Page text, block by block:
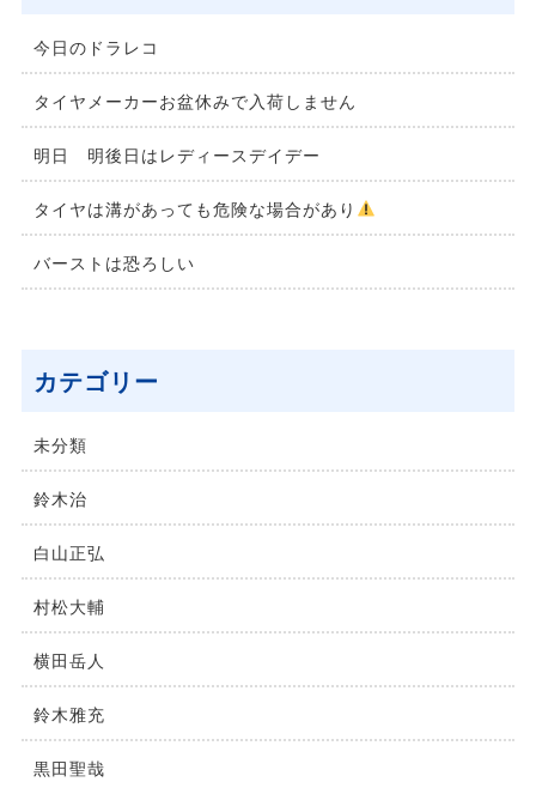
今日のドラレコ
タイヤメーカーお盆休みで入荷しません
明日 明後日はレディースデイデー
タイヤは溝があっても危険な場合があり
バーストは恐ろしい
カテゴリー
未分類
鈴⽊治
⽩⼭正弘
村松⼤輔
横⽥岳⼈
鈴木雅充
黒田聖哉